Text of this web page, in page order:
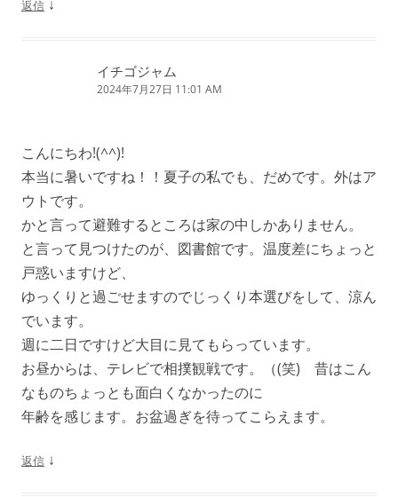
返信 ↓
イチゴジャム
2024年7月27日 11:01 AM
こんにちわ!(^^)!
本当に暑いですね！！夏子の私でも、だめです。外はア
ウトです。
かと言って避難するところは家の中しかありません。
と言って見つけたのが、図書館です。温度差にちょっと
戸惑いますけど、
ゆっくりと過ごせますのでじっくり本選びをして、涼ん
でいます。
週に二日ですけど大目に見てもらっています。
お昼からは、テレビで相撲観戦です。（(笑) 昔はこん
なものちょっとも面白くなかったのに
年齢を感じます。お盆過ぎを待ってこらえます。
返信 ↓